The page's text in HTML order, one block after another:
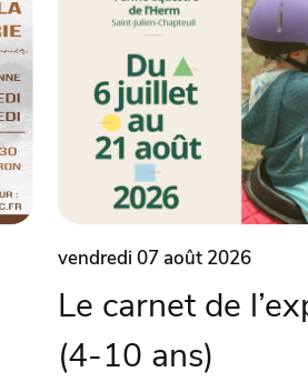
vendredi 07 août 2026
Le carnet de
(4-10 ans)